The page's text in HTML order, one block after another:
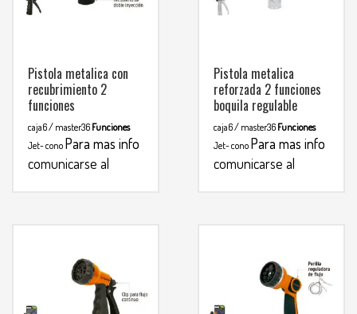
Pistola metalica con
recubrimiento 2
funciones
caja6 / master36 Funciones
Jet- cono Para mas info
comunicarse al
Pistola metalica
reforzada 2 funciones
boquila regulable
caja6 / master36 Funciones
Jet- cono Para mas info
comunicarse al